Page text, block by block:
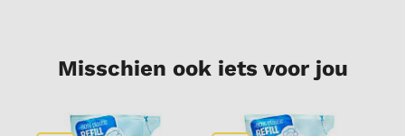
Misschien ook iets voor jou